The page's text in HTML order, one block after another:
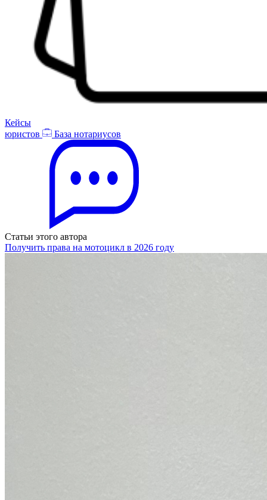
Кейсы
юристов
База нотариусов
Статьи этого автора
Получить права на мотоцикл в 2026 году